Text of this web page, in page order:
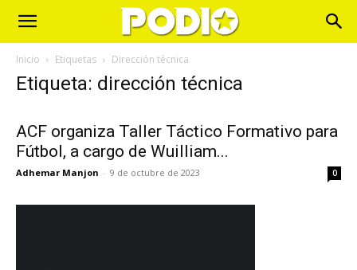
Inicio Etiquetas Dirección técnica
Etiqueta: dirección técnica
ACF organiza Taller Táctico Formativo para
Fútbol, a cargo de Wuilliam...
Adhemar Manjon - 9 de octubre de 2023 0